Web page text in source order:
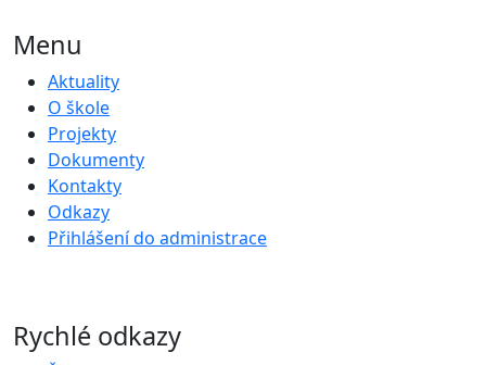
Menu
Aktuality
O škole
Projekty
Dokumenty
Kontakty
Odkazy
Přihlášení do administrace
Rychlé odkazy